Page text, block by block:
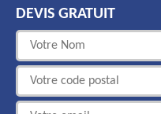
DEVIS GRATUIT